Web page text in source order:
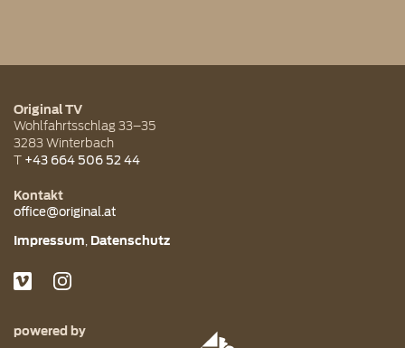
Original TV
Wohlfahrtsschlag 33–35
3283 Winterbach
T +43 664 506 52 44
Kontakt
office@original.at
Impressum Datenschutz
powered by